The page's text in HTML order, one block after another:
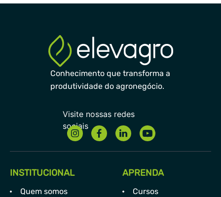
Conhecimento que transforma a
produtividade do agronegócio.
INSTITUCIONAL
Quem somos
APRENDA
Cursos